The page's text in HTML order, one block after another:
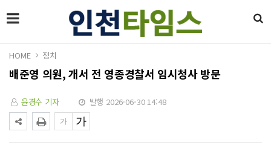
HOME 정치
배준영 의원, 개서 전 영종경찰서 임시청사 방문
윤경수 기자 발행 2026-06-30 14:48